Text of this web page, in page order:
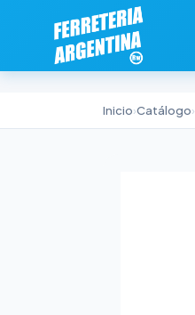
Inicio›Catálogo›